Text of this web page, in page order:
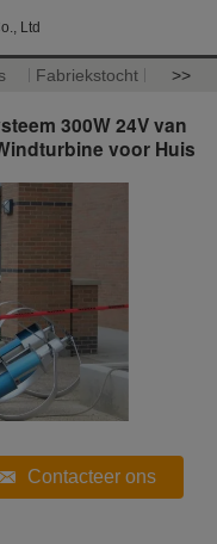
Ltd
Fabriekstocht >>
300W 24V van
voor Huis
Contacteer ons